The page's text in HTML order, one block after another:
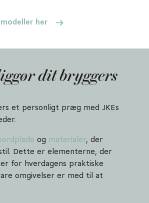
her
dit bryggers
et personligt præg med JKEs
og materialer, der
Dette er elementerne, der
for hverdagens praktiske
omgivelser er med til at